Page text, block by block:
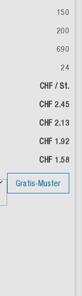
150
200
690
24
CHF / St.
CHF 2.45
CHF 2.13
CHF 1.92
CHF 1.58
Gratis-Muster